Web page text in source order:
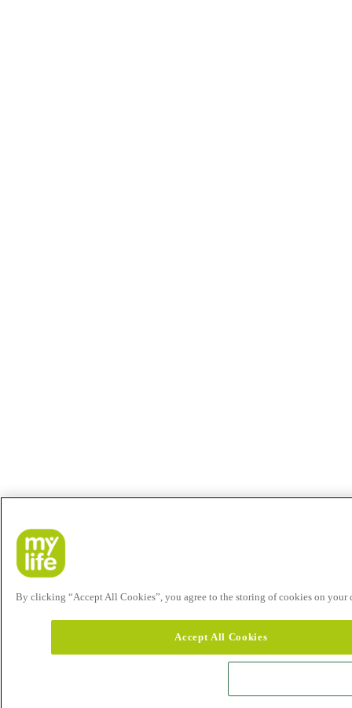
By clicking “Accept All Cookies”, you agree to the storing of cookies on your
Accept All Cookies